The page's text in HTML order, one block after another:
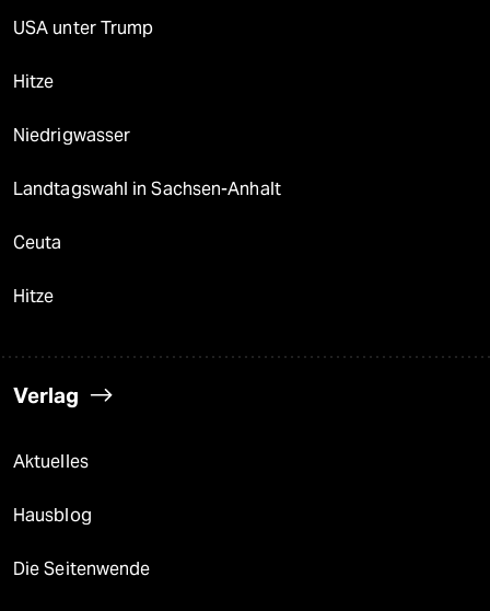
USA unter Trump
Hitze
Niedrigwasser
Landtagswahl in Sachsen-Anhalt
Ceuta
Hitze
Verlag
Aktuelles
Hausblog
Die Seitenwende